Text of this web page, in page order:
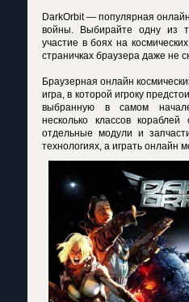
DarkOrbit — популярная
войны. Выбирайте одну из
участие в боях на
страничках браузера даже не
Браузерная онлайн
игра, в которой игроку
выбранную в самом
несколько классов
отдельные модули и
технологиях, а играть онлайн